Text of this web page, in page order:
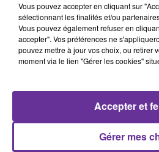
Vous pouvez accepter en cliquant sur
sélectionnant les finalités et/ou
Vous pouvez également refuser en
accepter". Vos préférences ne
pouvez mettre à jour vos choix, ou retirer
moment via le lien "Gérer les cookies"
Gérer mes
Accepter et